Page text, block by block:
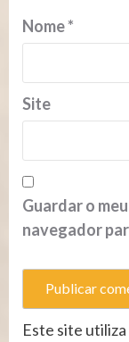
Nome*
Site
Guardar o
navegador
Este site